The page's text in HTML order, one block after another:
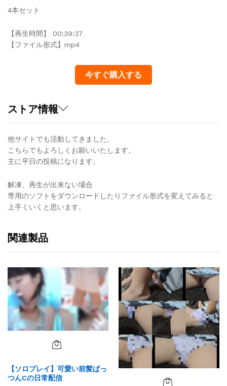
4本セット
【再生時間】 00:39:37
【ファイル形式】mp4
今すぐ購入する
ストア情報
他サイトでも活動してきました。
こちらでもよろしくお願いいたします。
主に平日の投稿になります。
解凍、再生が出来ない場合
専用のソフトをダウンロードしたりファイル形式を変えてみると
上手くいくと思います。
関連製品
【ソロプレイ】可愛い前髪ぱっ
つんCの日常配信